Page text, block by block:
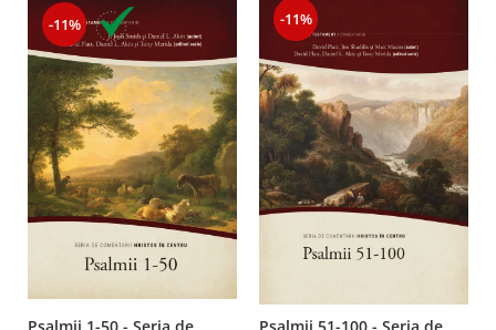
-11%
Psalmii 1-50 - Seria de
-11%
Psalmii 51-100 - Seria de